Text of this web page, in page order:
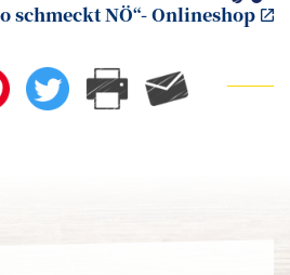
schmeckt NÖ“- Onlineshop